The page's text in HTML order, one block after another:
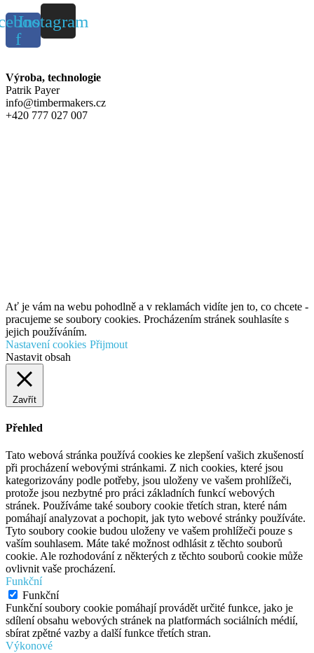
f
Instagram
Výroba, technologie
Patrik Payer
info@timbermakers.cz
+420 777 027 007
Ať je vám na webu pohodlně a v reklamách vidíte jen to, co chcete -
pracujeme se soubory cookies. Procházením stránek souhlasíte s
jejich používáním.
Nastavení cookies Přijmout
Nastavit obsah
Zavřít
Přehled
Tato webová stránka používá cookies ke zlepšení vašich zkušeností
při procházení webovými stránkami. Z nich cookies, které jsou
kategorizovány podle potřeby, jsou uloženy ve vašem prohlížeči,
protože jsou nezbytné pro práci základních funkcí webových
stránek. Používáme také soubory cookie třetích stran, které nám
pomáhají analyzovat a pochopit, jak tyto webové stránky používáte.
Tyto soubory cookie budou uloženy ve vašem prohlížeči pouze s
vaším souhlasem. Máte také možnost odhlásit z těchto souborů
cookie. Ale rozhodování z některých z těchto souborů cookie může
ovlivnit vaše procházení.
Funkční
Funkční
Funkční soubory cookie pomáhají provádět určité funkce, jako je
sdílení obsahu webových stránek na platformách sociálních médií,
sbírat zpětné vazby a další funkce třetích stran.
Výkonové